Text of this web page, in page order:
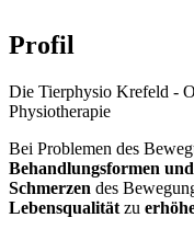
Profil
Die Tierphysio Krefeld -
Physiotherapie
Bei Problemen des
Behandlungsformen
Schmerzen des
Lebensqualität zu